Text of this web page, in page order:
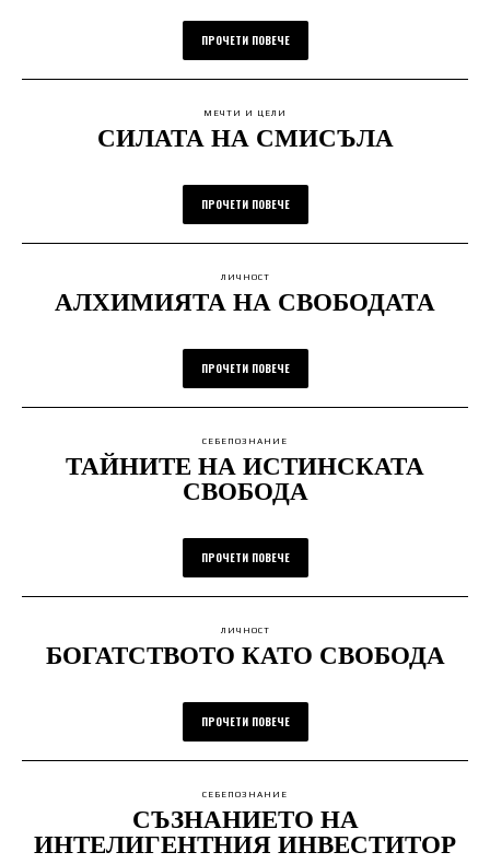
ПРОЧЕТИ ПОВЕЧЕ
МЕЧТИ И ЦЕЛИ
СИЛАТА НА СМИСЪЛА
ПРОЧЕТИ ПОВЕЧЕ
ЛИЧНОСТ
АЛХИМИЯТА НА СВОБОДАТА
ПРОЧЕТИ ПОВЕЧЕ
СЕБЕПОЗНАНИЕ
ТАЙНИТЕ НА ИСТИНСКАТА
СВОБОДА
ПРОЧЕТИ ПОВЕЧЕ
ЛИЧНОСТ
БОГАТСТВОТО КАТО СВОБОДА
ПРОЧЕТИ ПОВЕЧЕ
СЕБЕПОЗНАНИЕ
СЪЗНАНИЕТО НА
ИНТЕЛИГЕНТНИЯ ИНВЕСТИТОР